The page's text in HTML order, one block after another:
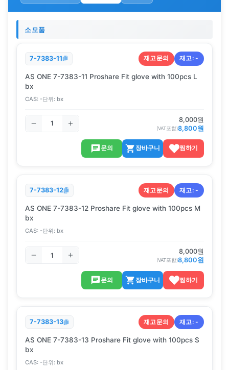
소모품
7-7383-11 재고문의 재고:-
AS ONE 7-7383-11 Proshare Fit glove with 100pcs L
bx
CAS: -단위: bx
8,000원
(VAT포함)8,800원
문의 장바구니 찜하기
7-7383-12 재고문의 재고:-
AS ONE 7-7383-12 Proshare Fit glove with 100pcs M
bx
CAS: -단위: bx
8,000원
(VAT포함)8,800원
문의 장바구니 찜하기
7-7383-13 재고문의 재고:-
AS ONE 7-7383-13 Proshare Fit glove with 100pcs S
bx
CAS: -단위: bx